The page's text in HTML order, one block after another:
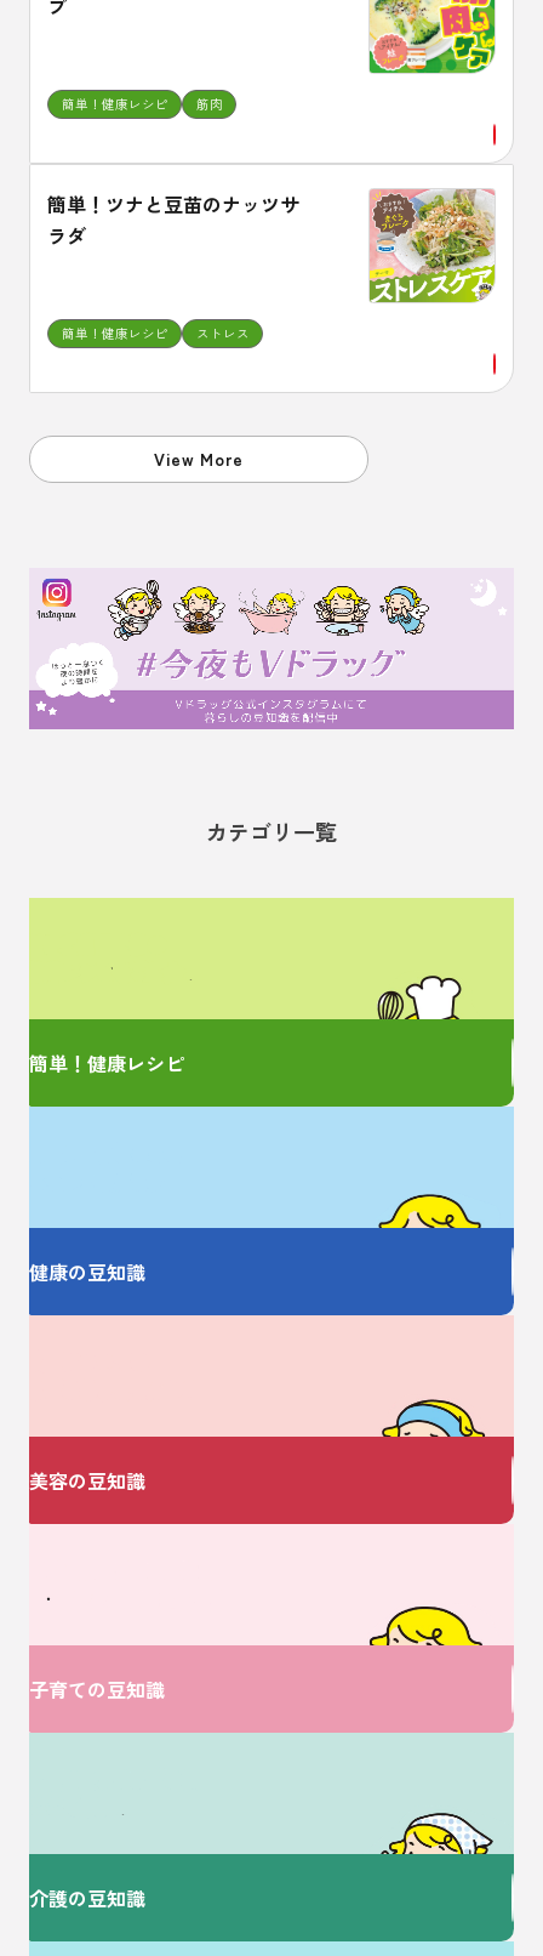
プ
簡単！健康レシピ 筋肉
簡単！ツナと豆苗のナッツサ
ラダ
簡単！健康レシピ ストレス
View More
カテゴリ一覧
簡単レシピをご紹介！
簡単！健康レシピ
健康の豆知識
美容の豆知識
V・ドラッグにおまかせ♪
子育ての豆知識
介護の豆知識